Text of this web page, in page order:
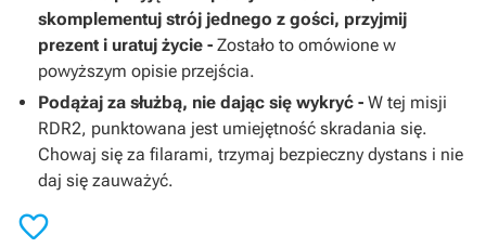
skomplementuj strój jednego z gości, przyjmij
prezent i uratuj życie - Zostało to omówione w
powyższym opisie przejścia.
Podążaj za służbą, nie dając się wykryć - W tej misji
RDR2, punktowana jest umiejętność skradania się.
Chowaj się za filarami, trzymaj bezpieczny dystans i nie
daj się zauważyć.
